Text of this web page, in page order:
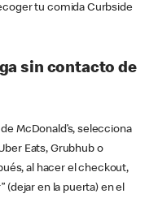
tu comida Curbside
sin contacto de
McDonald’s, selecciona
Eats, Grubhub o
al hacer el checkout,
(dejar en la puerta) en el